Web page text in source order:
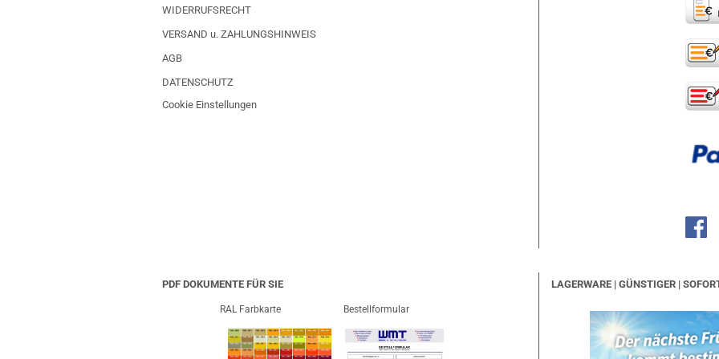
WIDERRUFSRECHT
VERSAND u. ZAHLUNGSHINWEIS
AGB
DATENSCHUTZ
Cookie Einstellungen
PDF DOKUMENTE FÜR SIE
RAL Farbkarte Bestellformular
LAGERWARE | GÜNSTIGER |